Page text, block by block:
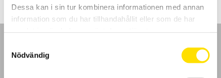
Dessa kan i sin tur kombinera informationen med annan
information som du har tillhandahållit eller som de har
Nödvändig